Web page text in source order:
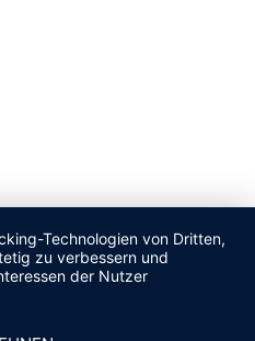
Technologien von Dritten,
zu verbessern und
der Nutzer